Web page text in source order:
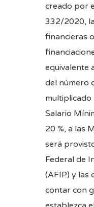
creado por
332/2020,
financieras
equivalente
del número
Salario
20 %, a las
será
Federal de
(AFIP) y las
contar con